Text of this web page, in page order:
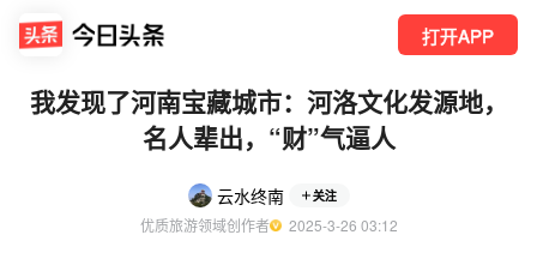
打开APP
我发现了河南宝藏城市：河洛文化发源地，
名人辈出，“财”气逼人
云水终南 关注
优质旅游领域创作者
  2025-3-26 03:12